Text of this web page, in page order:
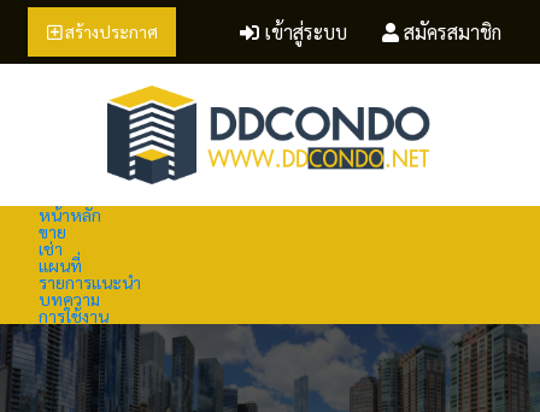
เข้าสู่ระบบ สมัครสมาชิก
สร้างประกาศ
หน้าหลัก
ขาย
เช่า
แผนที่
รายการแนะนำ
บทความ
การใช้งาน